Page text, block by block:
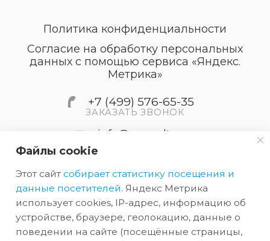
Политика конфиденциальности
Согласие на обработку персональных
данных с помощью сервиса «Яндекс.
Метрика»
+7 (499) 576-65-35
ЗАКАЗАТЬ ЗВОНОК
info@accordtec.ru
шоссе, дом 41А, строение 1,
пом.22
2026 © Обращаем Ваше внимание на то, что вся
Файлы cookie
Этот сайт собирает статистику посещения и
данные посетителей. Яндекс Метрика
использует cookies, IP-адрес, информацию об
устройстве, браузере, геолокацию, данные о
поведении на сайте (посещённые страницы,